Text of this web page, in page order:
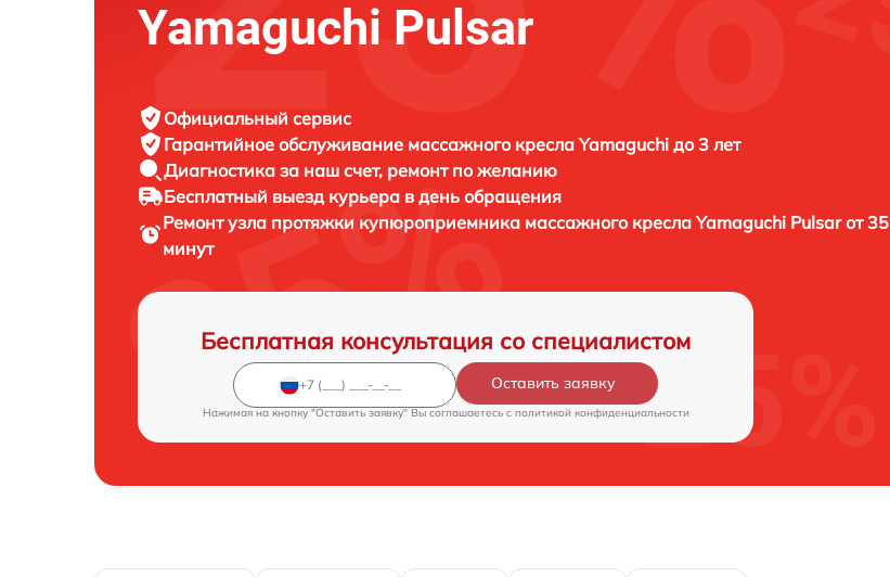
Yamaguchi Pulsar
Официальный сервис
Гарантийное обслуживание массажного кресла Yamaguchi до 3 лет
Диагностика за наш счет, ремонт по желанию
Бесплатный выезд курьера в день обращения
Ремонт узла протяжки купюроприемника массажного креслаYamaguchi Pulsar от 35
минут
Бесплатная консультация со специалистом
Оставить заявку
Нажимая на кнопку "Оставить заявку" Вы соглашаетесь c политикой конфиденциальности